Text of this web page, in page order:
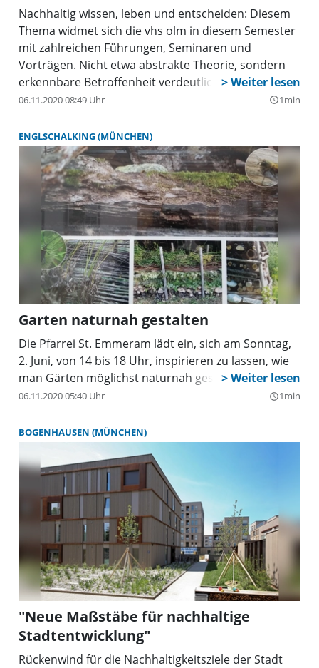
Nachhaltig wissen, leben und entscheiden: Diesem
Thema widmet sich die vhs olm in diesem Semester
mit zahlreichen Führungen, Seminaren und
Vorträgen. Nicht etwa abstrakte Theorie, sondern
erkennbare Betroffenheit verdeutlicht ein Vortrag
am Dienstag, 28. Mai, in dem die Isar als Fluss und
06.11.2020 08:49 Uhr query_builder1min
ENGLSCHALKING (MÜNCHEN)
Garten naturnah gestalten
Die Pfarrei St. Emmeram lädt ein, sich am Sonntag,
2. Juni, von 14 bis 18 Uhr, inspirieren zu lassen, wie
man Gärten möglichst naturnah gestalten kann.
06.11.2020 05:40 Uhr query_builder1min
BOGENHAUSEN (MÜNCHEN)
"Neue Maßstäbe für nachhaltige
Stadtentwicklung"
Rückenwind für die Nachhaltigkeitsziele der Stadt